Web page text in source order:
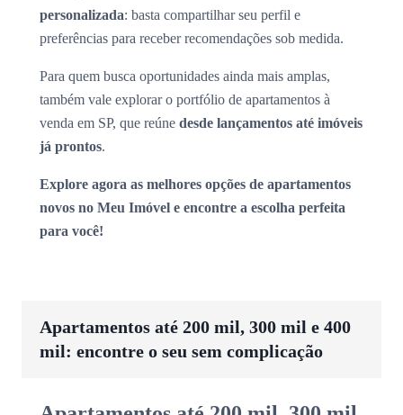
personalizada: basta compartilhar seu perfil e
preferências para receber recomendações sob medida.
Para quem busca oportunidades ainda mais amplas,
também vale explorar o portfólio de apartamentos à
venda em SP, que reúne desde lançamentos até imóveis
já prontos.
Explore agora as melhores opções de apartamentos
novos no Meu Imóvel e encontre a escolha perfeita
para você!
Apartamentos até 200 mil, 300 mil e 400
mil: encontre o seu sem complicação